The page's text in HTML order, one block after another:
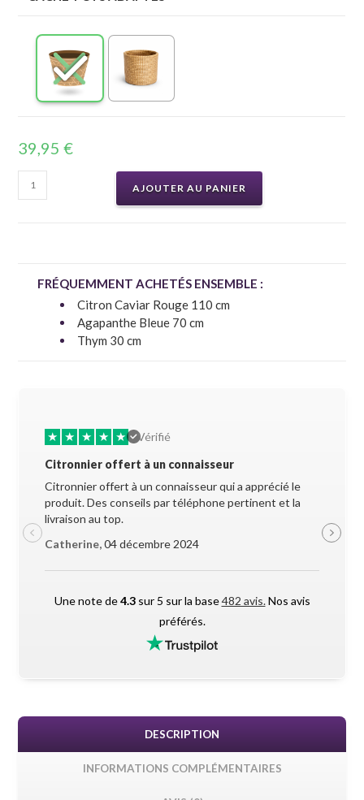
39,95€
AJOUTER AU PANIER
FRÉQUEMMENT ACHETÉS ENSEMBLE :
Citron Caviar Rouge 110 cm
Agapanthe Bleue 70 cm
Thym 30 cm
★ ★ ★ ★ ★
Vérifié
Citronnier offert à un connaisseur
Citronnier offert à un connaisseur qui a apprécié le
produit. Des conseils par téléphone pertinent et la
livraison au top.
Catherine,04 décembre 2024
Une note de4.3sur 5 sur la base482 avis.Nos avis
préférés.
DESCRIPTION
INFORMATIONS COMPLÉMENTAIRES